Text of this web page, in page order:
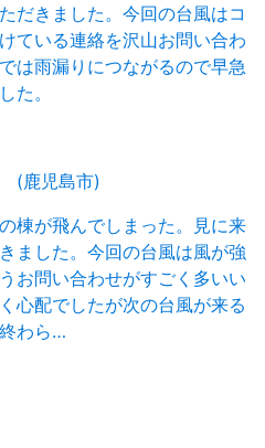
だきました。今回の台風はコ
ている連絡を沢山お問い合わ
は雨漏りにつながるので早急
た。
(鹿児島市)
棟が飛んでしまった。見に来
ました。今回の台風は風が強
お問い合わせがすごく多いい
心配でしたが次の台風が来る
わら…